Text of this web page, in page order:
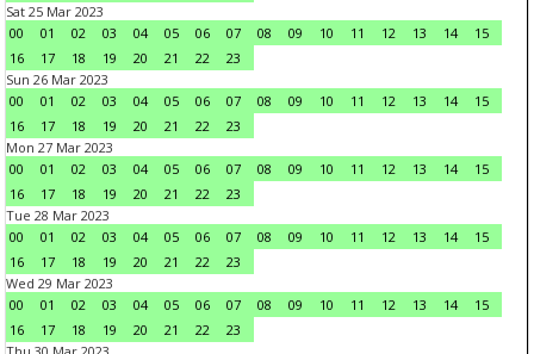
Sat 25 Mar 2023
00
01 02 03 04 05 06 07 08 09 10 11 12 13 14
15
16
17 18 19 20 21 22
23
Sun 26 Mar 2023
00
01 02 03 04 05 06 07 08 09 10 11 12 13 14
15
16
17 18 19 20 21 22
23
Mon 27 Mar 2023
00
01 02 03 04 05 06 07 08 09 10 11 12 13 14
15
16
17 18 19 20 21 22
23
Tue 28 Mar 2023
00
01 02 03 04 05 06 07 08 09 10 11 12 13 14
15
16
17 18 19 20 21 22
23
Wed 29 Mar 2023
00
01 02 03 04 05 06 07 08 09 10 11 12 13 14
15
16
17 18 19 20 21 22
23